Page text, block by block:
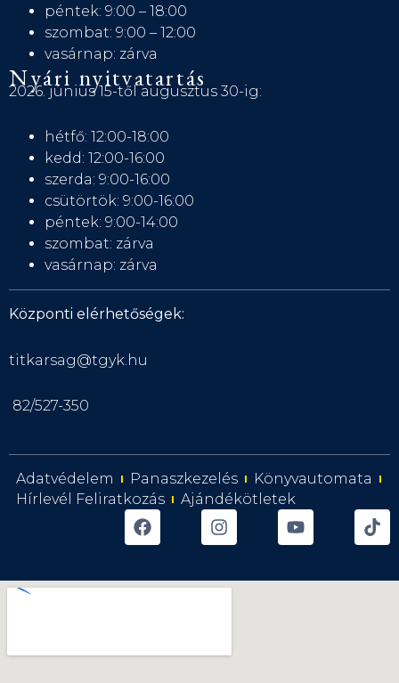
péntek: 9:00 – 18:00
szombat: 9:00 – 12:00
vasárnap: zárva
Nyári nyitvatartás
2026. június 15-től augusztus 30-ig:
hétfő: 12:00-18:00
kedd: 12:00-16:00
szerda: 9:00-16:00
csütörtök: 9:00-16:00
péntek: 9:00-14:00
szombat: zárva
vasárnap: zárva
Központi elérhetőségek:
titkarsag@tgyk.hu
82/527-350
Adatvédelem Panaszkezelés
Könyvautomata
Hírlevél Feliratkozás
Ajándékötletek